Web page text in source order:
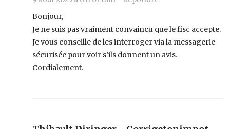
Bonjour,
Je ne suis pas vraiment convaincu que le fisc accepte.
Je vous conseille de les interroger via la messagerie
sécurisée pour voir s’ils donnent un avis.
Cordialement.